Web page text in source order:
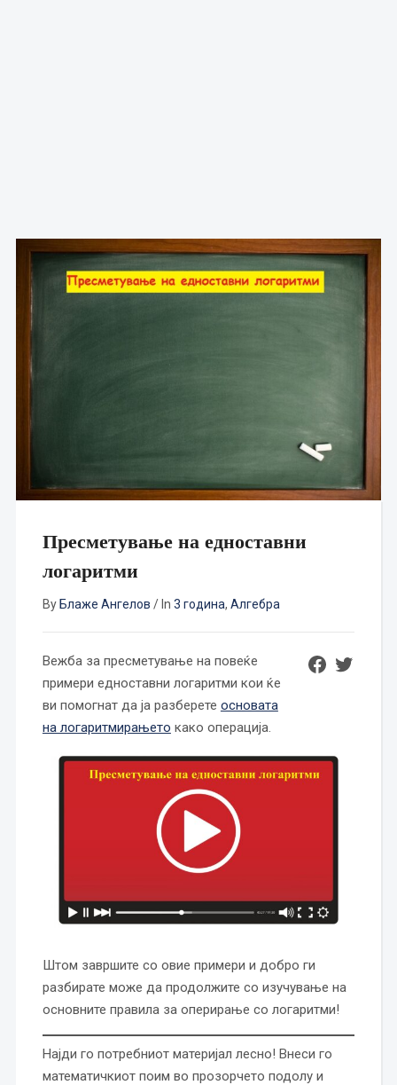
Пресметување на едноставни
логаритми
By Блаже Ангелов / In 3 година, Алгебра
Share onShare on
Вежба за пресметување на повеќе
примери едноставни логаритми кои ќе
ви помогнат да ја разберете основата
на логаритмирањето како операција.
Штом завршите со овие примери и добро ги
разбирате може да продолжите со изучување на
основните правила за оперирање со логаритми!
Најди го потребниот материјал лесно! Внеси го
математичкиот поим во прозорчето подолу и